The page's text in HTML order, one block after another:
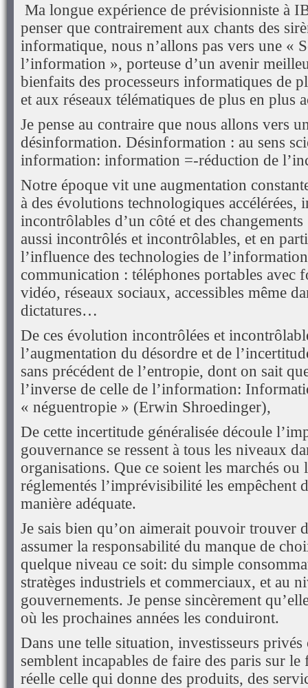
Ma longue expérience de prévisionniste à
penser que contrairement aux chants des
informatique, nous n’allons pas vers une «
l’information », porteuse d’un avenir
bienfaits des processeurs informatiques de
et aux réseaux télématiques de plus en plus
Je pense au contraire que nous allons vers
désinformation. Désinformation : au sens
information: information =-réduction de
Notre époque vit une augmentation
à des évolutions technologiques accélérées,
incontrôlables d’un côté et des
aussi incontrôlés et incontrôlables, et en
l’influence des technologies de
communication : téléphones portables avec
vidéo, réseaux sociaux, accessibles même
dictatures…
De ces évolution incontrôlées et
l’augmentation du désordre et de
sans précédent de l’entropie, dont on sait
l’inverse de celle de l’information:
« néguentropie » (Erwin Shroedinger),
De cette incertitude généralisée découle
gouvernance se ressent à tous les niveaux
organisations. Que ce soient les marchés ou
réglementés l’imprévisibilité les empêchent
manière adéquate.
Je sais bien qu’on aimerait pouvoir trouver
assumer la responsabilité du manque de
quelque niveau ce soit: du simple
stratèges industriels et commerciaux, et au
gouvernements. Je pense sincèrement
où les prochaines années les conduiront.
Dans une telle situation, investisseurs
semblent incapables de faire des paris sur
réelle celle qui donne des produits, des